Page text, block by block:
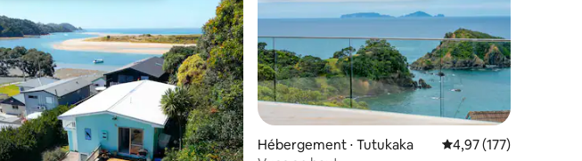
sur 5
sur la base de 89 commentaires : 4,81 sur 5
Hébergement ⋅ Tutukaka Évaluation moyenne
4,97 (177)